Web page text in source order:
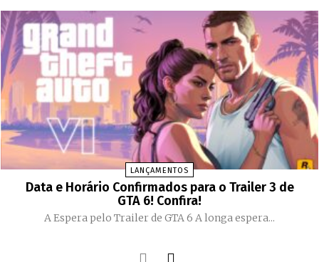
LANÇAMENTOS
Data e Horário Confirmados para o Trailer 3 de
GTA 6! Confira!
A Espera pelo Trailer de GTA 6 A longa espera...